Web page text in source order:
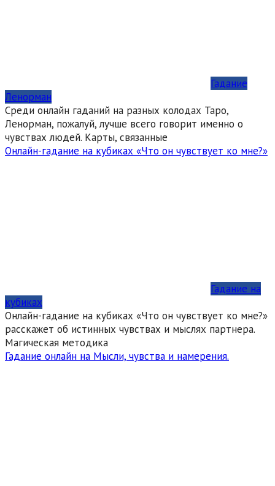
Гадание
Ленорман
Среди онлайн гаданий на разных колодах Таро,
Ленорман, пожалуй, лучше всего говорит именно о
чувствах людей. Карты, связанные
Онлайн-гадание на кубиках «Что он чувствует ко мне?»
Гадание на
кубиках
Онлайн-гадание на кубиках «Что он чувствует ко мне?»
расскажет об истинных чувствах и мыслях партнера.
Магическая методика
Гадание онлайн на Мысли, чувства и намерения.